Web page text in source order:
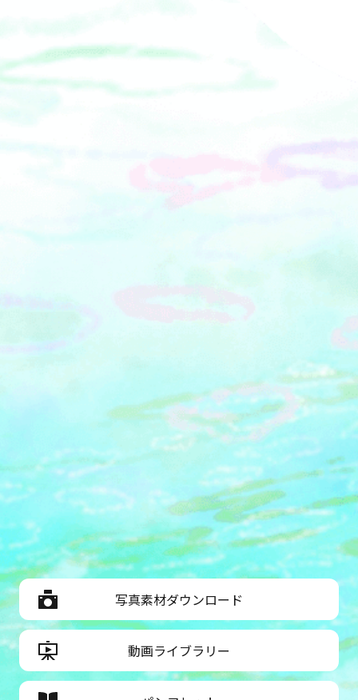
写真素材ダウンロード
動画ライブラリー